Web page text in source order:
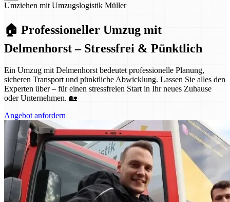
Umziehen mit Umzugslogistik Müller
🏠 Professioneller Umzug mit
Delmenhorst – Stressfrei & Pünktlich
Ein Umzug mit Delmenhorst bedeutet professionelle Planung,
sicheren Transport und pünktliche Abwicklung. Lassen Sie alles den
Experten über – für einen stressfreien Start in Ihr neues Zuhause
oder Unternehmen. 🏡
Angebot anfordern